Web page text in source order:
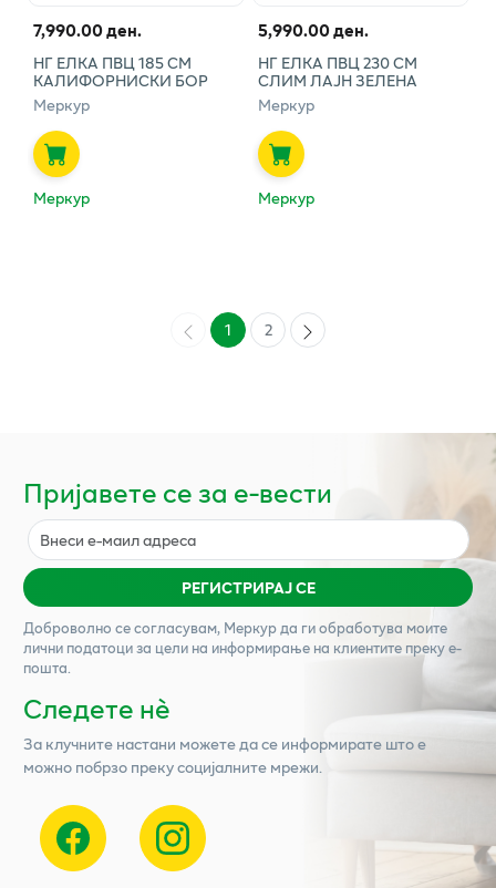
7,990.00 ден.
НГ ЕЛКА ПВЦ 185 СМ
КАЛИФОРНИСКИ БОР
Меркур
Меркур
5,990.00 ден.
НГ ЕЛКА ПВЦ 230 СМ
СЛИМ ЛАЈН ЗЕЛЕНА
Меркур
Меркур
1 2
Пријавете се за е-вести
РЕГИСТРИРАЈ СЕ
Доброволно се согласувам, Меркурда ги обработува моите
лични податоци за цели на информирање на клиентите преку е-
пошта.
Следете нѐ
За клучните настани можете да се информирате што е
можно побрзо преку социјалните мрежи.